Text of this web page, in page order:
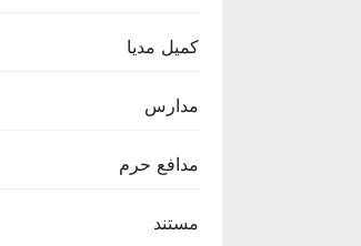
کمیل مدیا
مدارس
مدافع حرم
مستند